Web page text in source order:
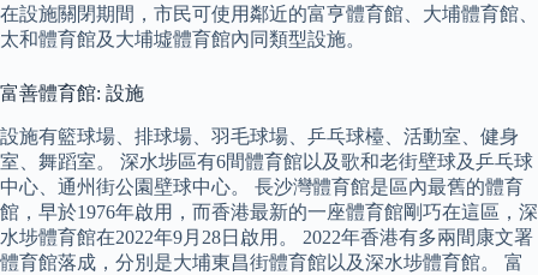
在設施關閉期間，市民可使用鄰近的富亨體育館、大埔體育館、
太和體育館及大埔墟體育館內同類型設施。
富善體育館: 設施
設施有籃球場、排球場、羽毛球場、乒乓球檯、活動室、健身
室、舞蹈室。 深水埗區有6間體育館以及歌和老街壁球及乒乓球
中心、通州街公園壁球中心。 長沙灣體育館是區內最舊的體育
館，早於1976年啟用，而香港最新的一座體育館剛巧在這區，深
水埗體育館在2022年9月28日啟用。 2022年香港有多兩間康文署
體育館落成，分別是大埔東昌街體育館以及深水埗體育館。 富